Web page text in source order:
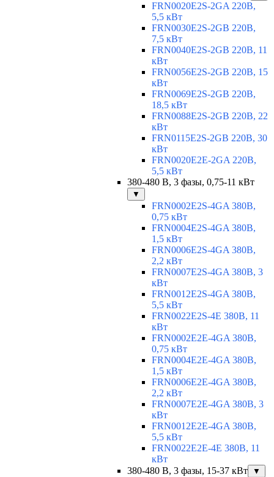
FRN0020E2S-2GA 220В,
5,5 кВт
FRN0030E2S-2GB 220В,
7,5 кВт
FRN0040E2S-2GB 220В, 11
кВт
FRN0056E2S-2GB 220В, 15
кВт
FRN0069E2S-2GB 220В,
18,5 кВт
FRN0088E2S-2GB 220В, 22
кВт
FRN0115E2S-2GB 220В, 30
кВт
FRN0020E2E-2GA 220В,
5,5 кВт
380-480 В, 3 фазы, 0,75-11 кВт
▼
FRN0002E2S-4GA 380В,
0,75 кВт
FRN0004E2S-4GA 380В,
1,5 кВт
FRN0006E2S-4GA 380В,
2,2 кВт
FRN0007E2S-4GA 380В, 3
кВт
FRN0012E2S-4GA 380В,
5,5 кВт
FRN0022E2S-4E 380В, 11
кВт
FRN0002E2E-4GA 380В,
0,75 кВт
FRN0004E2E-4GA 380В,
1,5 кВт
FRN0006E2E-4GA 380В,
2,2 кВт
FRN0007E2E-4GA 380В, 3
кВт
FRN0012E2E-4GA 380В,
5,5 кВт
FRN0022E2E-4E 380В, 11
кВт
380-480 В, 3 фазы, 15-37 кВт
▼